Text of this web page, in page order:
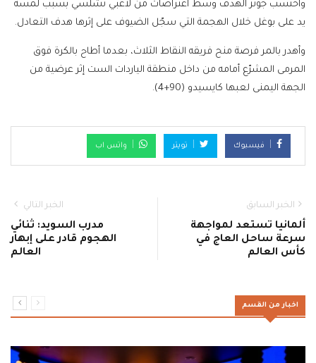
واحتسب جونز الهدف وسط اعتراضات من لاعبي تشلسي بسبب لمسة
يد على بوغل خلال الهجمة التي سجّل الضيوف على إثرها هدف التعادل.
وأهدر بالمر فرصة منح فريقه النقاط الثلاث، بعدما أطاح بالكرة فوق
المرمى المشرّع أمامه من داخل منطقة الياردات الست إثر عرضية من
الجهة اليمنى لعبها كايسيدو (90+4).
فيسبوك تويتر واتس اب
الخبر السابق
ألمانيا تستعد لمواجهة
سرعة ساحل العاج في
كأس العالم
الخبر التالي
مدرب السويد: ثنائي
الهجوم قادر على إبهار
العالم
اخبار من القسم